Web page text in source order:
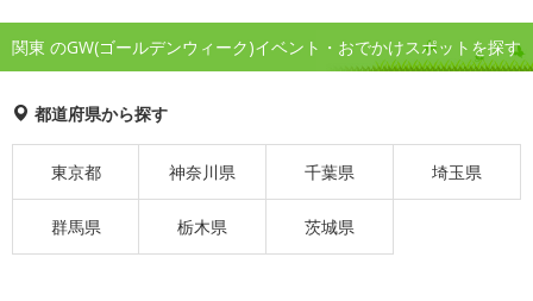
関東 のGW(ゴールデンウィーク)イベント・おでかけスポットを探す
都道府県から探す
東京都 神奈川県 千葉県 埼玉県
群馬県 栃木県 茨城県